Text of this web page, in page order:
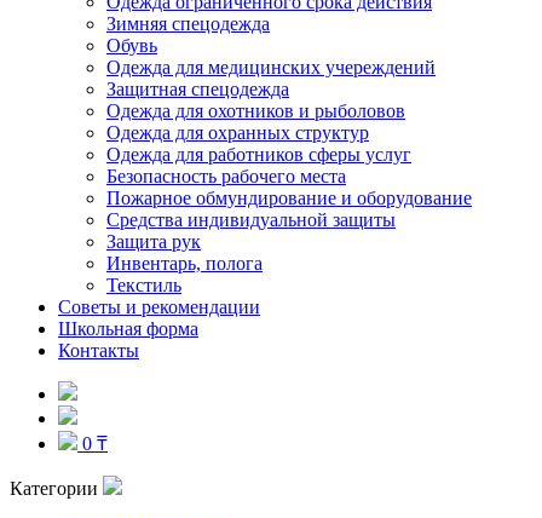
Зимняя спецодежда
Обувь
Одежда для медицинских учереждений
Защитная спецодежда
Одежда для охотников и рыболовов
Одежда для охранных структур
Одежда для работников сферы услуг
Безопасность рабочего места
Пожарное обмундирование и оборудование
Средства индивидуальной защиты
Защита рук
Инвентарь, полога
Текстиль
Советы и рекомендации
Школьная форма
Контакты
0 ₸
Категории